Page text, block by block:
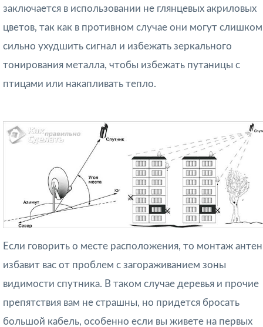
заключается в использовании не глянцевых акриловых
цветов, так как в противном случае они могут слишком
сильно ухудшить сигнал и избежать зеркального
тонирования металла, чтобы избежать путаницы с
птицами или накапливать тепло.
Если говорить о месте расположения, то монтаж
избавит вас от проблем с загораживанием зоны
видимости спутника. В таком случае деревья и прочие
препятствия вам не страшны, но придется бросать
большой кабель, особенно если вы живете на первых